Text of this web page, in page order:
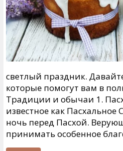
светлый праздник.
которые помогут вам в
Традиции и обычаи 1.
известное как
ночь перед Пасхой.
принимать особенное